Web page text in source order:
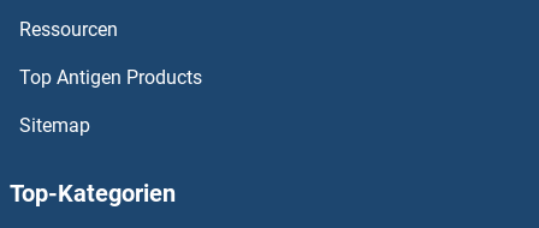
WNT3A Antikörper
WNT3 Antikörper
WNT16 Antikörper
Ressourcen
Top Antigen Products
Sitemap
Top-Kategorien